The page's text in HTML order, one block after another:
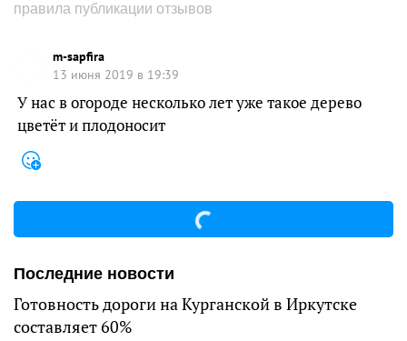
правила публикации отзывов
m-sapfira
13 июня 2019 в 19:39
У нас в огороде несколько лет уже такое дерево
цветёт и плодоносит
Последние новости
Готовность дороги на Курганской в Иркутске
составляет 60%